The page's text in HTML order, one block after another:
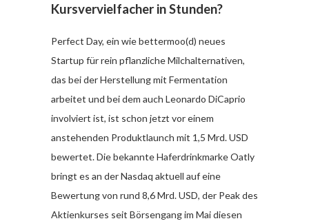
Kursvervielfacher in Stunden?
Perfect Day, ein wie bettermoo(d) neues
Startup für rein pflanzliche Milchalternativen,
das bei der Herstellung mit Fermentation
arbeitet und bei dem auch Leonardo DiCaprio
involviert ist, ist schon jetzt vor einem
anstehenden Produktlaunch mit 1,5 Mrd. USD
bewertet. Die bekannte Haferdrinkmarke Oatly
bringt es an der Nasdaq aktuell auf eine
Bewertung von rund 8,6 Mrd. USD, der Peak des
Aktienkurses seit Börsengang im Mai diesen